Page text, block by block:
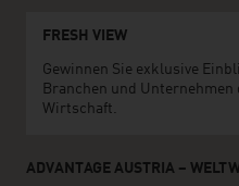
FRESH VIEW
Gewinnen Sie exklusive
Branchen und
Wirtschaft.
ADVANTAGE AUSTRIA –